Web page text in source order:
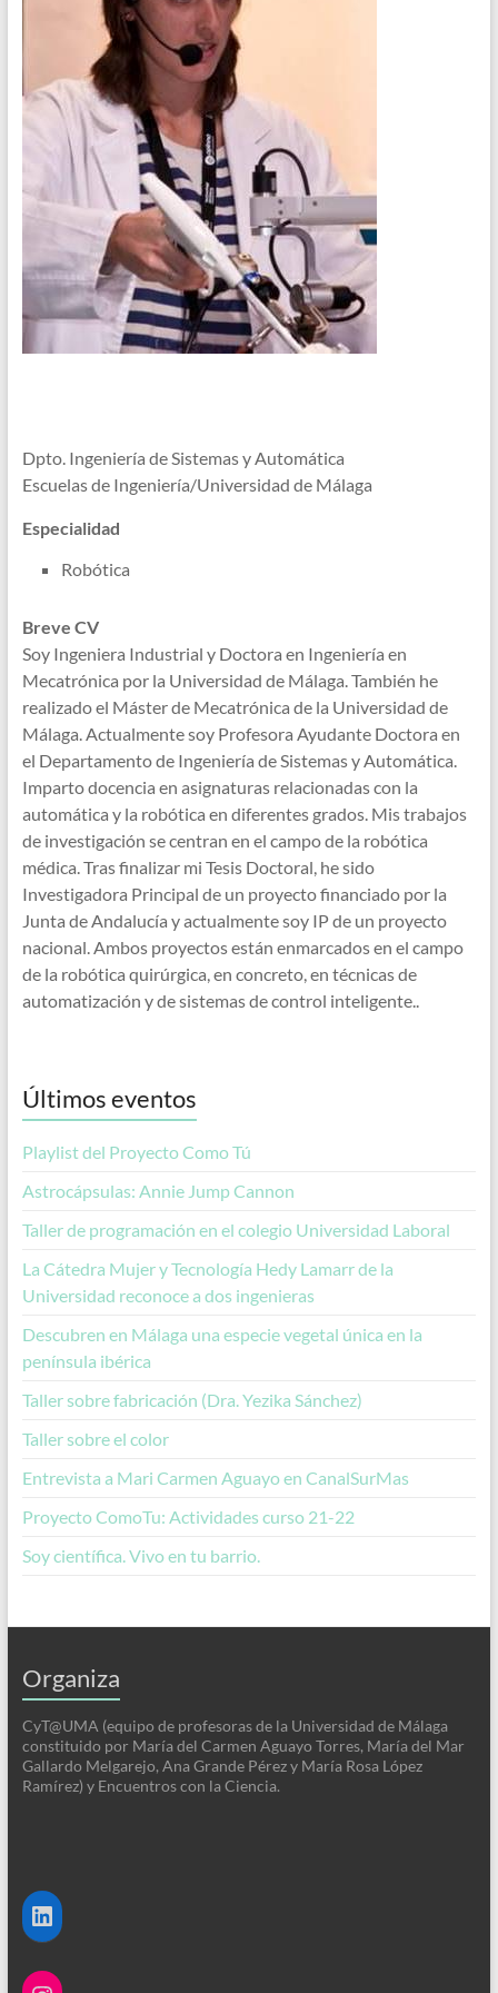
Dpto. Ingeniería de Sistemas y Automática
Escuelas de Ingeniería/Universidad de Málaga
Especialidad
Robótica
Breve CV
Soy Ingeniera Industrial y Doctora en Ingeniería en
Mecatrónica por la Universidad de Málaga. También he
realizado el Máster de Mecatrónica de la Universidad de
Málaga. Actualmente soy Profesora Ayudante Doctora en
el Departamento de Ingeniería de Sistemas y Automática.
Imparto docencia en asignaturas relacionadas con la
automática y la robótica en diferentes grados. Mis trabajos
de investigación se centran en el campo de la robótica
médica. Tras finalizar mi Tesis Doctoral, he sido
Investigadora Principal de un proyecto financiado por la
Junta de Andalucía y actualmente soy IP de un proyecto
nacional. Ambos proyectos están enmarcados en el campo
de la robótica quirúrgica, en concreto, en técnicas de
automatización y de sistemas de control inteligente..
Últimos eventos
Playlist del Proyecto Como Tú
Astrocápsulas: Annie Jump Cannon
Taller de programación en el colegio Universidad Laboral
La Cátedra Mujer y Tecnología Hedy Lamarr de la
Universidad reconoce a dos ingenieras
Descubren en Málaga una especie vegetal única en la
península ibérica
Taller sobre fabricación (Dra. Yezika Sánchez)
Taller sobre el color
Entrevista a Mari Carmen Aguayo en CanalSurMas
Proyecto ComoTu: Actividades curso 21-22
Soy científica. Vivo en tu barrio.
Organiza
CyT@UMA (equipo de profesoras de la Universidad de Málaga
constituido por María del Carmen Aguayo Torres, María del Mar
Gallardo Melgarejo, Ana Grande Pérez y María Rosa López
Ramírez) y Encuentros con la Ciencia.
LinkedIn